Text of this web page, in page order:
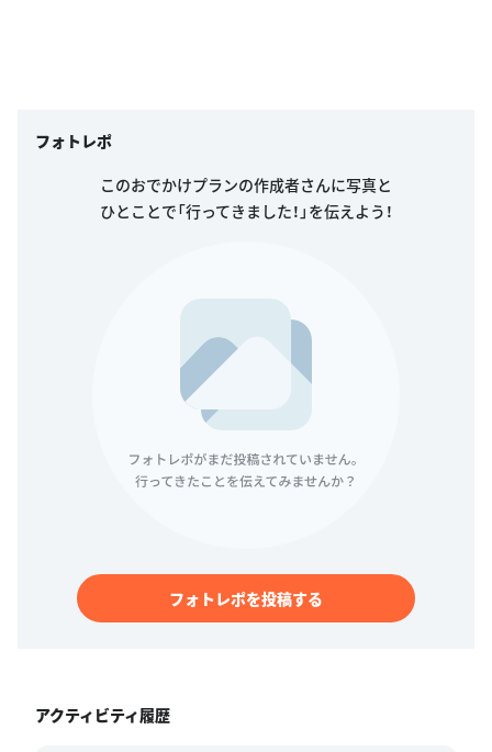
フォトレポ
このおでかけプランの作成者さんに写真と
ひとことで「行ってきました！」を伝えよう！
フォトレポを投稿する
アクティビティ履歴